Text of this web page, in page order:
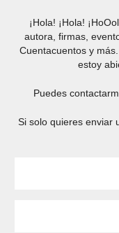
¡Hola! ¡Hola!
autora, firmas,
Cuentacuentos y
estoy
Puedes
Si solo quieres enviar